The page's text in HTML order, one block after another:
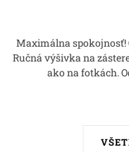
Maximálna spokojnosť!
Ručná výšivka na
ako na fotkách.